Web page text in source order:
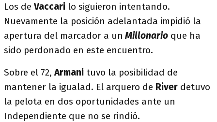
Los deVaccari lo siguieron intentando.
Nuevamente la posición adelantada impidió la
apertura del marcador a un Millonario que ha
sido perdonado en este encuentro.
Sobre el 72,Armani tuvo la posibilidad de
mantener la igualad. El arquero de River detuvo
la pelota en dos oportunidades ante un
Independiente que no se rindió.